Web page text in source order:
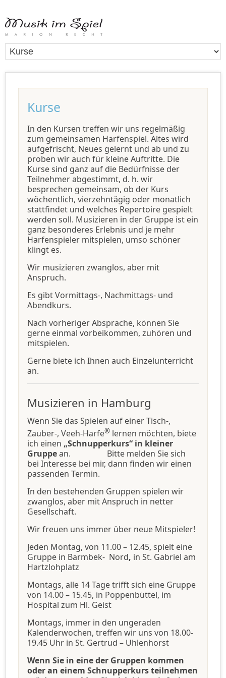
Kurse
In den Kursen treffen wir uns regelmäßig
zum gemeinsamen Harfenspiel. Altes wird
aufgefrischt, Neues gelernt und ab und zu
proben wir auch für kleine Auftritte. Die
Kurse sind ganz auf die Bedürfnisse der
Teilnehmer abgestimmt, d. h. wir
besprechen gemeinsam, ob der Kurs
wöchentlich, vierzehntägig oder monatlich
stattfindet und welches Repertoire gespielt
werden soll. Musizieren in der Gruppe ist ein
ganz besonderes Erlebnis und je mehr
Harfenspieler mitspielen, umso schöner
klingt es.
Wir musizieren zwanglos, aber mit
Anspruch.
Es gibt Vormittags-, Nachmittags- und
Abendkurs.
Nach vorheriger Absprache, können Sie
gerne einmal vorbeikommen, zuhören und
mitspielen.
Gerne biete ich Ihnen auch Einzelunterricht
an.
Musizieren in Hamburg
Wenn Sie das Spielen auf einer Tisch-,
Zauber-, Veeh-Harfe®lernen möchten, biete
ich einen „Schnupperkurs“ in kleiner
Gruppean. Bitte melden Sie sich
bei Interesse bei mir, dann finden wir einen
passenden Termin.
In den bestehenden Gruppen spielen wir
zwanglos, aber mit Anspruch in netter
Gesellschaft.
Wir freuen uns immer über neue Mitspieler!
Jeden Montag, von 11.00 – 12.45, spielt eine
Gruppe in Barmbek- Nord, in St. Gabriel am
Hartzlohplatz
Montags, alle 14 Tage trifft sich eine Gruppe
von 14.00 – 15.45, in Poppenbüttel, im
Hospital zum Hl. Geist
Montags, immer in den ungeraden
Kalenderwochen, treffen wir uns von 18.00-
19.45 Uhr in St. Gertrud – Uhlenhorst
Wenn Sie in eine der Gruppen kommen
oder an einem Schnupperkurs teilnehmen